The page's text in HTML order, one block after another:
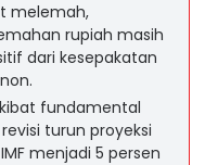
melemah,
rupiah masih
dari kesepakatan
fundamental
turun proyeksi
menjadi 5 persen